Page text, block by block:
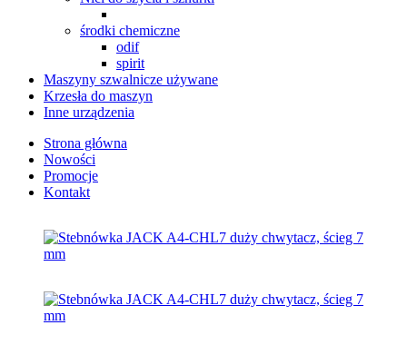
środki chemiczne
odif
spirit
Maszyny szwalnicze używane
Krzesła do maszyn
Inne urządzenia
Strona główna
Nowości
Promocje
Kontakt